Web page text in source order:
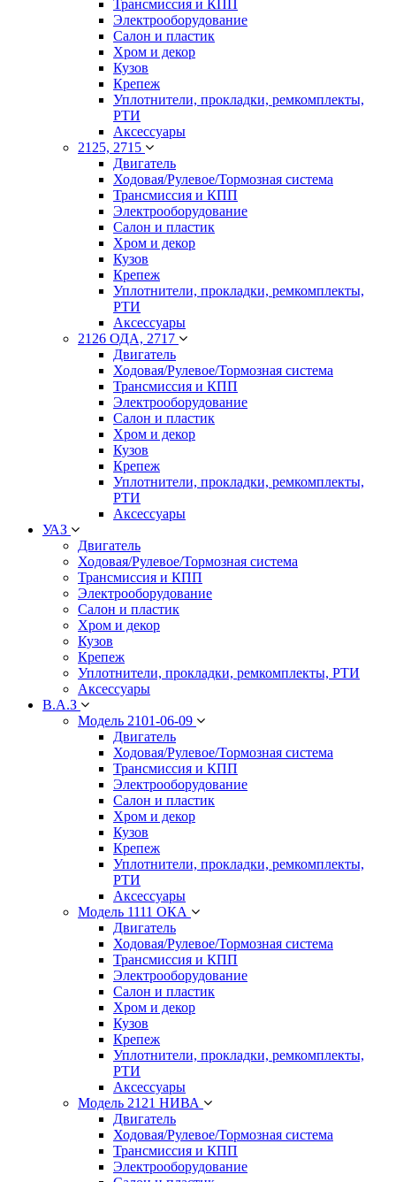
Трансмиссия и КПП
Электрооборудование
Салон и пластик
Хром и декор
Кузов
Крепеж
Уплотнители, прокладки, ремкомплекты,
РТИ
Аксессуары
2125, 2715
Двигатель
Ходовая/Рулевое/Тормозная система
Трансмиссия и КПП
Электрооборудование
Салон и пластик
Хром и декор
Кузов
Крепеж
Уплотнители, прокладки, ремкомплекты,
РТИ
Аксессуары
2126 ОДА, 2717
Двигатель
Ходовая/Рулевое/Тормозная система
Трансмиссия и КПП
Электрооборудование
Салон и пластик
Хром и декор
Кузов
Крепеж
Уплотнители, прокладки, ремкомплекты,
РТИ
Аксессуары
УАЗ
Двигатель
Ходовая/Рулевое/Тормозная система
Трансмиссия и КПП
Электрооборудование
Салон и пластик
Хром и декор
Кузов
Крепеж
Уплотнители, прокладки, ремкомплекты, РТИ
Аксессуары
В.А.З
Модель 2101-06-09
Двигатель
Ходовая/Рулевое/Тормозная система
Трансмиссия и КПП
Электрооборудование
Салон и пластик
Хром и декор
Кузов
Крепеж
Уплотнители, прокладки, ремкомплекты,
РТИ
Аксессуары
Модель 1111 ОКА
Двигатель
Ходовая/Рулевое/Тормозная система
Трансмиссия и КПП
Электрооборудование
Салон и пластик
Хром и декор
Кузов
Крепеж
Уплотнители, прокладки, ремкомплекты,
РТИ
Аксессуары
Модель 2121 НИВА
Двигатель
Ходовая/Рулевое/Тормозная система
Трансмиссия и КПП
Электрооборудование